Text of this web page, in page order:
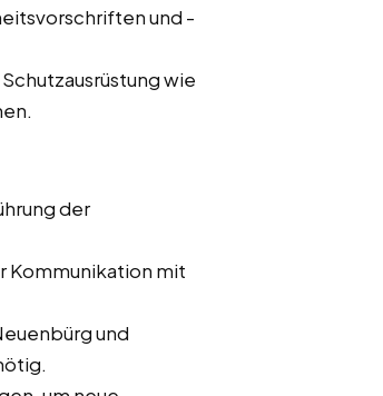
und -
wie
der
Kommunikation mit
und